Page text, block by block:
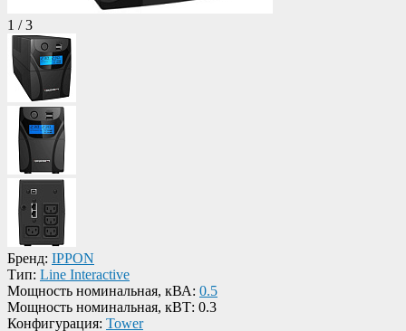
1 /3
Бренд: IPPON
Тип: Line Interactive
Мощность номинальная, кВА: 0.5
Мощность номинальная, кВТ: 0.3
Конфигурация: Tower